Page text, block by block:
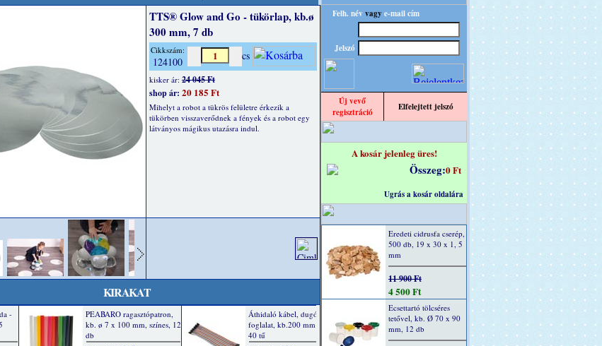
TTS® Glow and Go - tükörlap, kb.ø
300 mm, 7 db
Cikkszám:
124100 cs
kisker ár: 24 045 Ft
shop ár: 20 185 Ft
Mihelyt a robot a tükrös felületre érkezik a
tükörben visszaverődnek a fények és a robot egy
látványos mágikus utazásra indul.
KIRAKAT
Felh. név vagy e-mail cím
Jelszó
Új vevő
regisztráció
Elfelejtett jelszó
A kosár jelenleg üres!
Összeg:0 Ft
Ugrás a kosár oldalára
Eredeti cidrusfa cserép,
500 db, 19 x 30 x 1, 5
mm
11 900 Ft
4 500 Ft
Ecsettartó tölcséres
tetővel, kb. Ø 70 x 90
mm, 12 db